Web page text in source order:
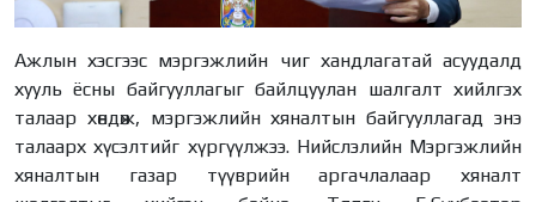
Ажлын хэсгээс мэргэжлийн чиг хандлагатай асуудалд
хууль ёсны байгууллагыг байлцуулан шалгалт хийлгэх
талаар хөндөж, мэргэжлийн хяналтын байгууллагад энэ
талаарх хүсэлтийг хүргүүлжээ. Нийслэлийн Мэргэжлийн
хяналтын газар түүврийн аргачлалаар хяналт